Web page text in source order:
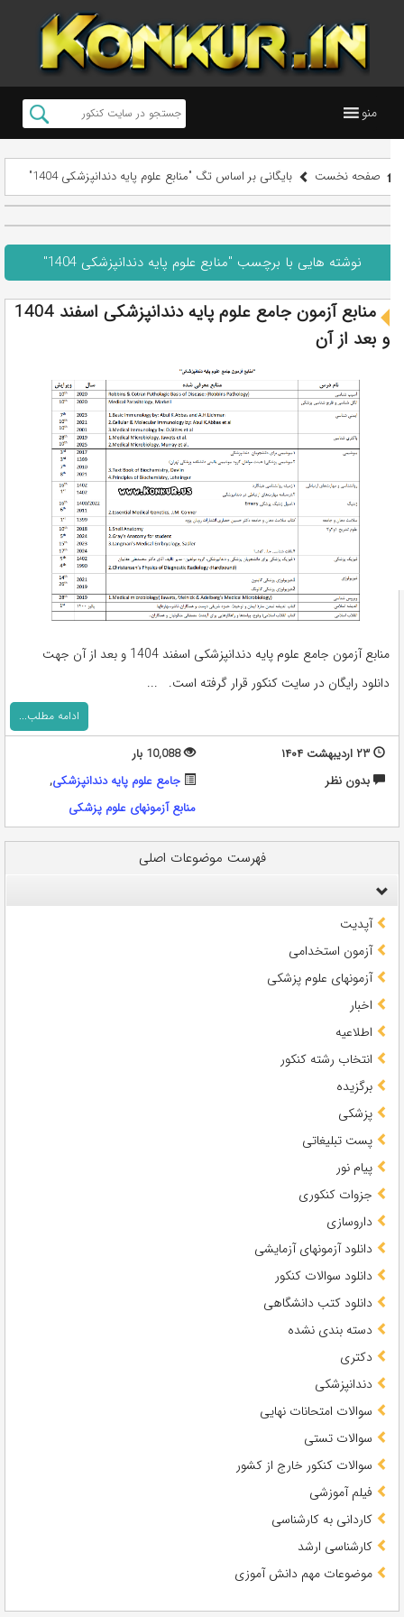
منو
صفحه نخست بایگانی بر اساس تگ "منابع علوم پایه دندانپزشکی 1404"
نوشته هایی با برچسب "منابع علوم پایه دندانپزشکی 1404"
منابع آزمون جامع علوم پایه دندانپزشکی اسفند 1404
و بعد از آن
منابع آزمون جامع علوم پایه دندانپزشکی اسفند 1404 و بعد از آن جهت
دانلود رایگان در سایت کنکور قرار گرفته است. ...
ادامه مطلب...
۲۳ اردیبهشت ۱۴۰۴
10,088 بار
بدون نظر
جامع علوم پایه دندانپزشکی,
منابع آزمونهای علوم پزشکی
فهرست موضوعات اصلی
آپدیت
آزمون استخدامی
آزمونهای علوم پزشکی
اخبار
اطلاعیه
انتخاب رشته کنکور
برگزیده
پزشکی
پست تبلیغاتی
پیام نور
جزوات کنکوری
داروسازی
دانلود آزمونهای آزمایشی
دانلود سوالات کنکور
دانلود کتب دانشگاهی
دسته بندی نشده
دکتری
دندانپزشکی
سوالات امتحانات نهایی
سوالات تستی
سوالات کنکور خارج از کشور
فیلم آموزشی
کاردانی به کارشناسی
کارشناسی ارشد
موضوعات مهم دانش آموزی